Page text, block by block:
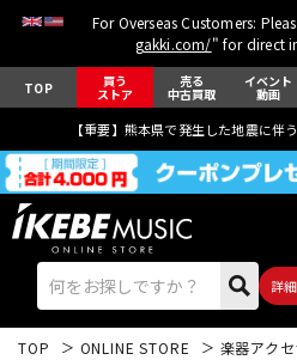
For Overseas Customers:
gakki.com/" for direct
TOP 買う
ストア
売る
中古買取
イベント
動画
【重要】熊本県で発生した地震に伴
詳
TOP ONLINE STORE 楽器アク